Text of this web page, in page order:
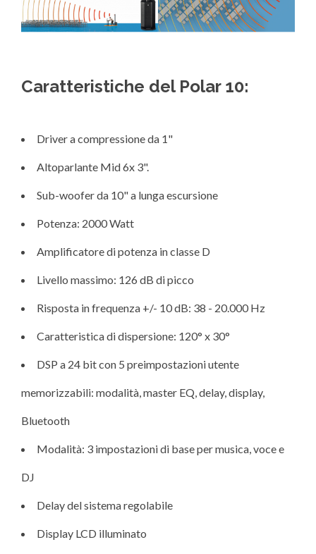
Caratteristiche del Polar 10:
Driver a compressione da 1"
Altoparlante Mid 6x 3".
Sub-woofer da 10" a lunga escursione
Potenza: 2000 Watt
Amplificatore di potenza in classe D
Livello massimo: 126 dB di picco
Risposta in frequenza +/- 10 dB: 38 - 20.000 Hz
Caratteristica di dispersione: 120° x 30°
DSP a 24 bit con 5 preimpostazioni utente
memorizzabili: modalità, master EQ, delay, display,
Bluetooth
Modalità: 3 impostazioni di base per musica, voce e
DJ
Delay del sistema regolabile
Display LCD illuminato